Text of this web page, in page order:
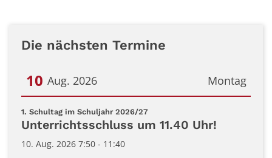
Die nächsten Termine
Montag
10 Aug. 2026
Datum: 10. August 2026
1. Schultag im Schuljahr 2026/27:
Unterrichtsschluss um 11.40 Uhr!
10. Aug. 2026 7:50 - 11:40